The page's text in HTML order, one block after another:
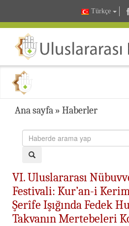
Türkçe
Ana sayfa » Haberler
VI. Uluslararası
Festivali: Kur’an-i
Şerîfe Işığında Fedek
Takvanın Mertebeleri